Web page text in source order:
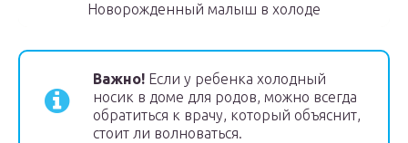
Новорожденный малыш в холоде
Важно! Если у ребенка холодный
носик в доме для родов, можно всегда
обратиться к врачу, который объяснит,
стоит ли волноваться.